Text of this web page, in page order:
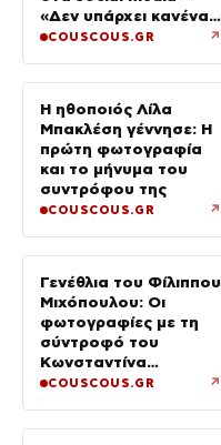
«Δεν υπάρχει κανένας
λόγος να φοβόμαστε»
COUSCOUS.GR ↗
Η ηθοποιός Λίλα
Μπακλέση γέννησε: Η
πρώτη φωτογραφία
και το μήνυμα του
συντρόφου της
COUSCOUS.GR ↗
Γενέθλια του Φίλιππου
Μιχόπουλου: Οι
φωτογραφίες με τη
σύντροφό του
Κωνσταντίνα
Ευρυπίδου και το
COUSCOUS.GR ↗